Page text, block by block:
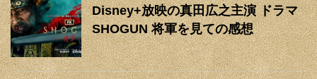
Disney+放映の真田広之主演 ドラマ
SHOGUN 将軍を見ての感想